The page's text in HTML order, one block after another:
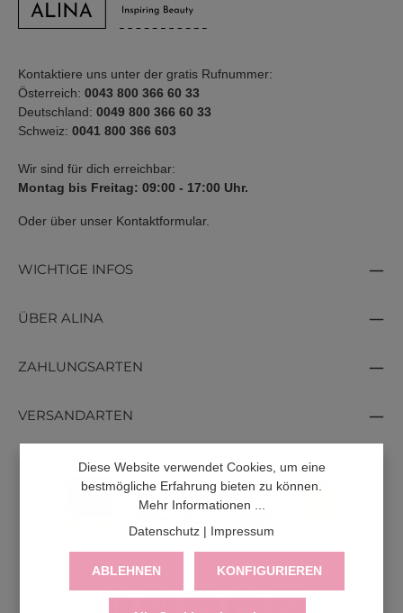
Kontaktiere uns unter der gratis Rufnummer:
Österreich: 0043 800 366 60 33
Deutschland: 0049 800 366 60 33
Schweiz: 0041 800 366 603
Wir sind für dich erreichbar:
Montag bis Freitag: 09:00 - 17:00 Uhr.
Oder über unser Kontaktformular.
WICHTIGE INFOS
ÜBER ALINA
ZAHLUNGSARTEN
VERSANDARTEN
Diese Website verwendet Cookies, um eine
bestmögliche Erfahrung bieten zu können.
Mehr Informationen ...
Datenschutz | Impressum
ABLEHNEN KONFIGURIEREN